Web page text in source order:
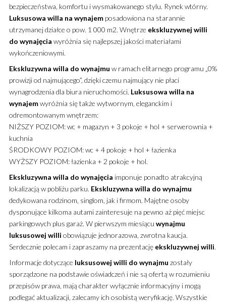
bezpieczeństwa, komfortu i wysmakowanego stylu. Rynek wtórny.
Luksusowa willa na wynajemposadowiona na starannie
utrzymanej działce o pow. 1 000 m2. Wnętrze ekskluzywnej willi
do wynajęcia wyróżnia się najlepszej jakości materiałami
wykończeniowymi.
Ekskluzywna willa do wynajmu w ramach elitarnego programu „0%
prowizji od najmującego”, dzięki czemu najmujący nie płaci
wynagrodzenia dla biura nieruchomości. Luksusowa willa na
wynajemwyróżnia się także wytwornym, eleganckim i
odremontowanym wnętrzem:
NIŻSZY POZIOM: wc + magazyn + 3 pokoje + hol + serwerownia +
kuchnia
ŚRODKOWY POZIOM: wc + 4 pokoje + hol + łazienka
WYŻSZY POZIOM: łazienka + 2 pokoje + hol.
Ekskluzywna willa do wynajęcia imponuje ponadto atrakcyjną
lokalizacją w pobliżu parku. Ekskluzywna willa do wynajmu
dedykowana rodzinom, singlom, jak i firmom. Majętne osoby
dysponujące kilkoma autami zainteresuje na pewno aż pięć miejsc
parkingowych plus garaż. W pierwszym miesiącu wynajmu
luksusowej willi obowiązuje jednorazowa, zwrotna kaucja.
Serdecznie polecam i zapraszamy na prezentację ekskluzywnej willi.
Informacje dotyczące luksusowej willi do wynajmu zostały
sporządzone na podstawie oświadczeń i nie są ofertą w rozumieniu
przepisów prawa, mają charakter wyłącznie informacyjny i mogą
podlegać aktualizacji, zalecamy ich osobistą weryfikację. Wszystkie